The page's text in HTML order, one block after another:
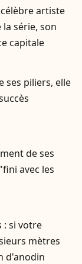
artiste
série, son
capitale
ses piliers, elle
de ses
avec les
: si votre
mètres
d'anodin